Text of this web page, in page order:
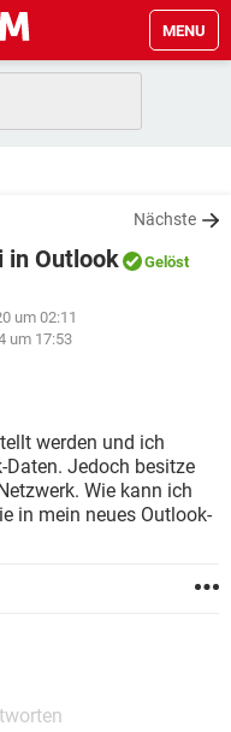
MENU
Nächste
in Outlook Gelöst
um 02:11
um 17:53
werden und ich
Jedoch besitze
Wie kann ich
in mein neues Outlook-